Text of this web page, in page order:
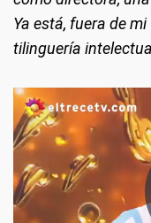
Ya está, fuera de
tilinguería